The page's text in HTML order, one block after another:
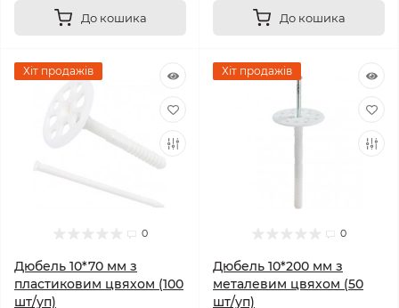
До кошика До кошика
Хіт продажів
0
Дюбель 10*70 мм з
пластиковим цвяхом (100
шт/уп)
Хіт продажів
0
Дюбель 10*200 мм з
металевим цвяхом (50
шт/уп)